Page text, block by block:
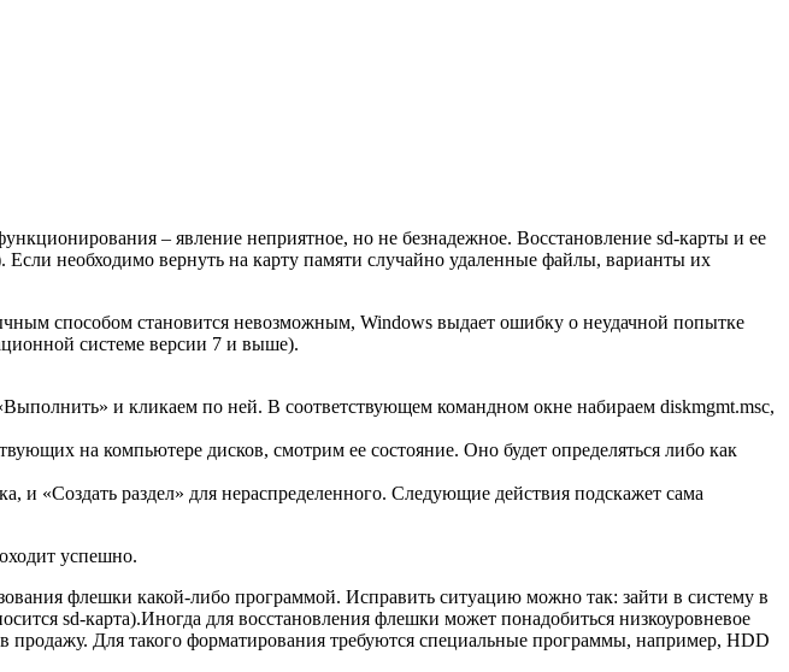
– явление неприятное, но не безнадежное. Восстановление sd-карты и ее
необходимо вернуть на карту памяти случайно удаленные файлы, варианты их
способом становится невозможным, Windows выдает ошибку о неудачной попытке
системе версии 7 и выше).
и кликаем по ней. В соответствующем командном окне набираем diskmgmt.msc,
на компьютере дисков, смотрим ее состояние. Оно будет определяться либо как
«Создать раздел» для нераспределенного. Следующие действия подскажет сама
успешно.
флешки какой-либо программой. Исправить ситуацию можно так: зайти в систему в
sd-карта).Иногда для восстановления флешки может понадобиться низкоуровневое
продажу. Для такого форматирования требуются специальные программы, например, HDD